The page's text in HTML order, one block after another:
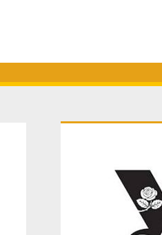
Sidebar